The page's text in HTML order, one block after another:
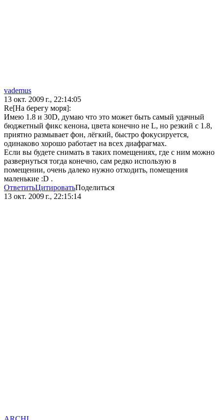
vademus
13 окт. 2009 г., 22:14:05
Re[На берегу моря]:
Имею 1.8 и 30D, думаю что это может быть самый удачный
бюджетный фикс кенона, цвета конечно не L, но резкий с 1.8,
приятно размывает фон, лёгкий, быстро фокусируется,
одинаково хорошо работает на всех диафрагмах.
Если вы будете снимать в таких помещениях, где с ним можно
развернуться тогда конечно, сам редко использую в
помещении, очень далеко нужно отходить, помещения
маленькие :D .
ОтветитьЦитироватьПоделиться
13 окт. 2009 г., 22:15:14